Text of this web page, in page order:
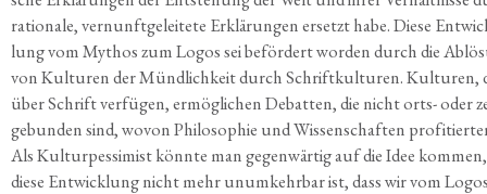
ratio­na­le, ver­nunft­ge­lei­te­te Erklä­run­gen ersetzt habe. Die­se
lung vom Mythos zum Logos sei beför­dert wor­den durch die
von Kul­tu­ren der Münd­lich­keit durch Schrift­kul­tu­ren. Kul­tu­ren,
über Schrift ver­fü­gen, ermög­li­chen Debat­ten, die nicht orts- oder
ge­bun­den sind, wovon Phi­lo­so­phie und Wis­sen­schaf­ten
Als Kul­tur­pes­si­mist könn­te man gegen­wär­tig auf die Idee kom­men,
die­se Ent­wick­lung nicht mehr unum­kehr­bar ist, dass wir vom